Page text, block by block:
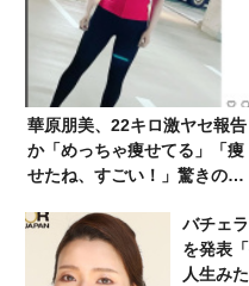
華原朋美、22キロ激ヤセ報告
か「めっちゃ痩せてる」「痩
せたね、すごい！」驚きの声
バチェ
を発表
人生みた